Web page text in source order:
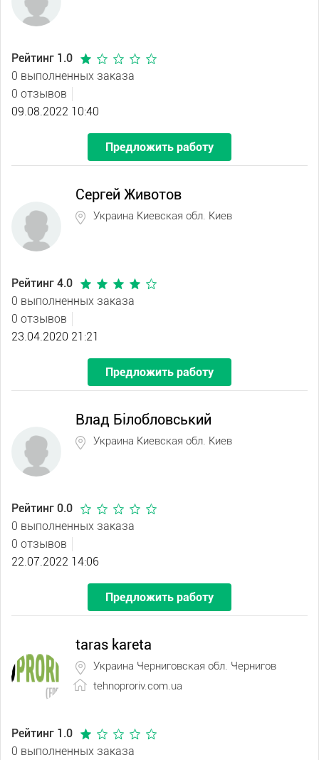
Рейтинг 1.0
0 выполненных заказа
0 отзывов
09.08.2022 10:40
Предложить работу
Сергей Животов
Украина Киевская обл. Киев
Рейтинг 4.0
0 выполненных заказа
0 отзывов
23.04.2020 21:21
Предложить работу
Влад Білобловський
Украина Киевская обл. Киев
Рейтинг 0.0
0 выполненных заказа
0 отзывов
22.07.2022 14:06
Предложить работу
taras kareta
Украина Черниговская обл. Чернигов
tehnoproriv.com.ua
Рейтинг 1.0
0 выполненных заказа